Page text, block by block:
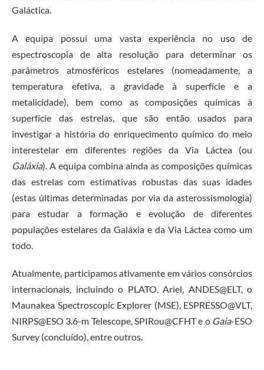
Galáctica.
A equipa possui uma vasta experiência no uso de
espectroscopia de alta resolução para determinar os
parâmetros atmosféricos estelares (nomeadamente, a
temperatura efetiva, a gravidade à superfície e a
metalicidade), bem como as composições químicas à
superfície das estrelas, que são então usados para
investigar a história do enriquecimento químico do meio
interestelar em diferentes regiões da Via Láctea (ou
Galáxia). A equipa combina ainda as composições químicas
das estrelas com estimativas robustas das suas idades
(estas últimas determinadas por via da asterossismologia)
para estudar a formação e evolução de diferentes
populações estelares da Galáxia e da Via Láctea como um
todo.
Atualmente, participamos ativamente em vários consórcios
internacionais, incluindo o PLATO, Ariel, ANDES@ELT, o
Maunakea Spectroscopic Explorer (MSE), ESPRESSO@VLT,
NIRPS@ESO 3.6-m Telescope, SPIRou@CFHT e o Gaia-ESO
Survey (concluído), entre outros.